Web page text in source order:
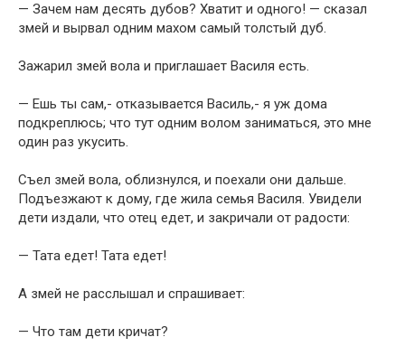
— Зачем нам десять дубов? Хватит и одного! — сказал
змей и вырвал одним махом самый толстый дуб.
Зажарил змей вола и приглашает Василя есть.
— Ешь ты сам,- отказывается Василь,- я уж дома
подкреплюсь; что тут одним волом заниматься, это мне
один раз укусить.
Съел змей вола, облизнулся, и поехали они дальше.
Подъезжают к дому, где жила семья Василя. Увидели
дети издали, что отец едет, и закричали от радости:
— Тата едет! Тата едет!
А змей не расслышал и спрашивает:
— Что там дети кричат?